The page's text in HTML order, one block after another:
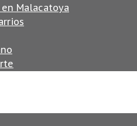
Malacatoya